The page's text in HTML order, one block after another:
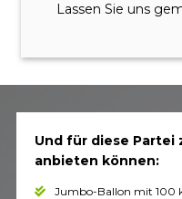
Lassen Sie uns
Und für diese Partei
anbieten können:
Jumbo-Ballon mit 100